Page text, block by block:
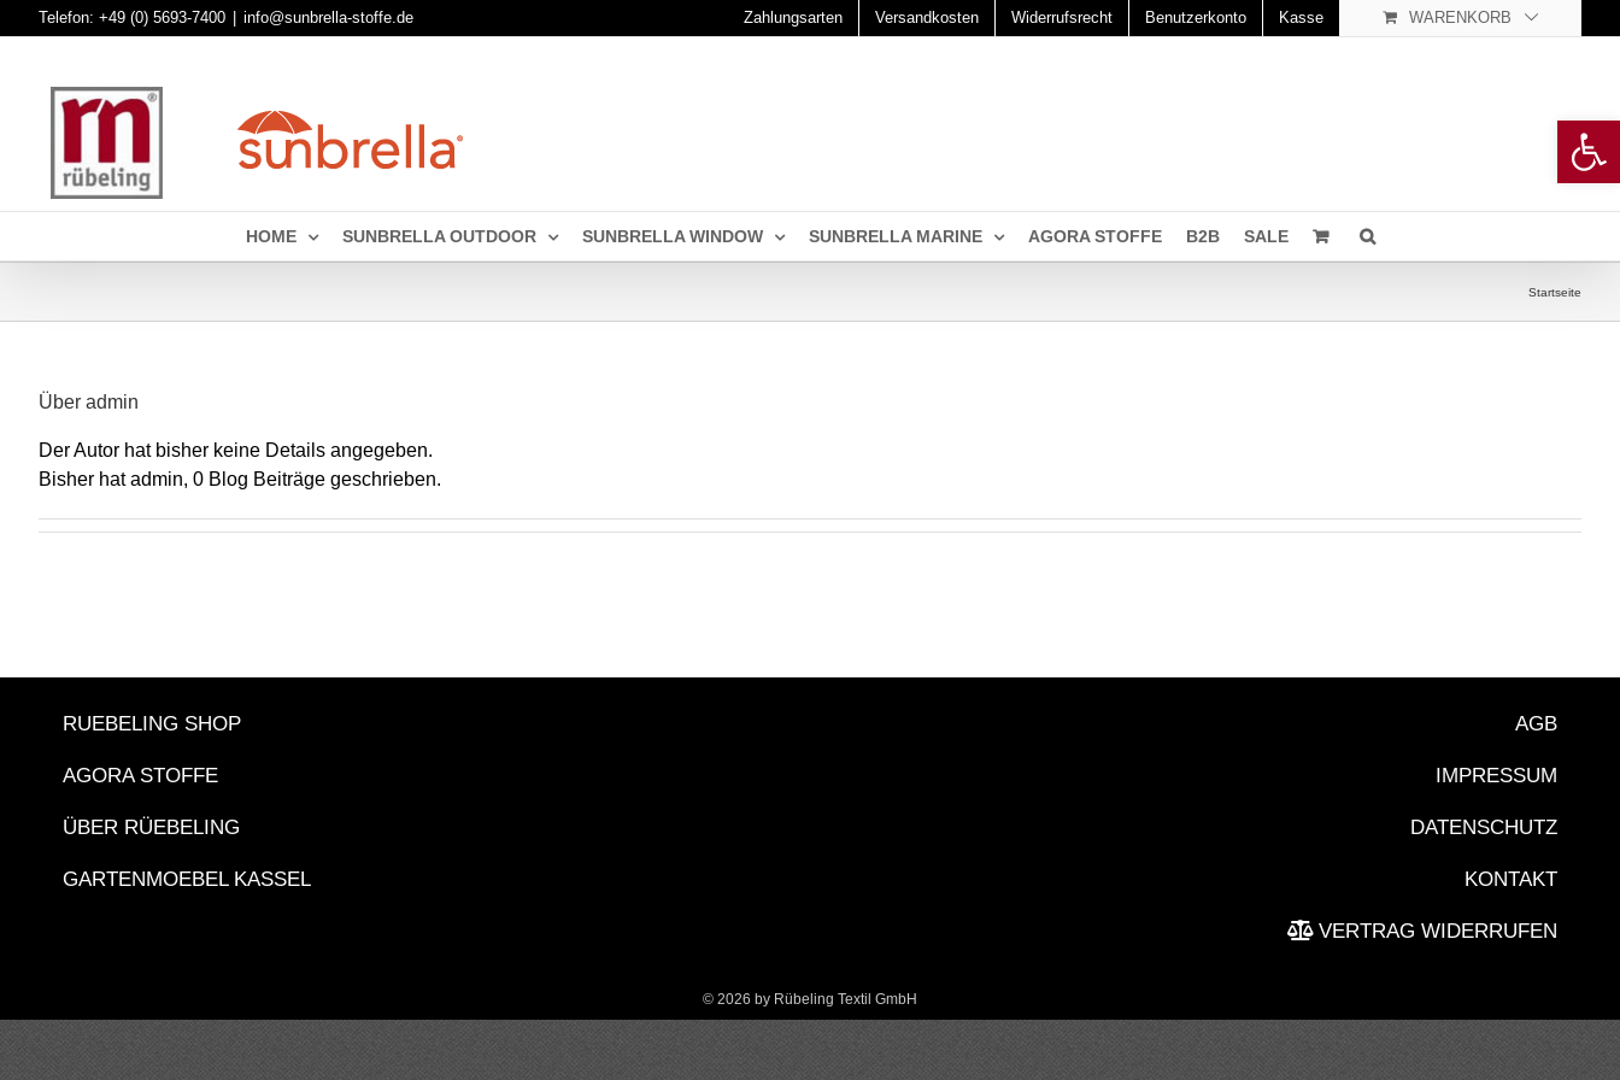
to
Telefon: +49 (0) 5693-7400 info@sunbrella-stoffe.de Zahlungsarten Versandkosten Widerrufsrecht Benutzerkonto Kasse WARENKORB
HOME SUNBRELLA OUTDOOR SUNBRELLA WINDOW SUNBRELLA MARINE AGORA STOFFE B2B SALE
Startseite
Über admin
Der Autor hat bisher keine Details angegeben.
Bisher hat admin, 0 Blog Beiträge geschrieben.
RUEBELING SHOP
AGORA STOFFE
ÜBER RÜEBELING
GARTENMOEBEL KASSEL
AGB
IMPRESSUM
DATENSCHUTZ
KONTAKT
VERTRAG WIDERRUFEN
© 2026 by Rübeling Textil GmbH